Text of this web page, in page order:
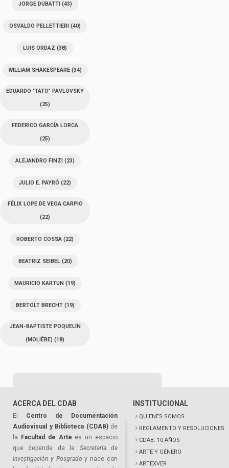
JORGE DUBATTI(43)
OSVALDO PELLETTIERI (40)
LUIS ORDAZ (38)
WILLIAM SHAKESPEARE(34)
EDUARDO "TATO" PAVLOVSKY
(25)
FEDERICO GARCÍA LORCA
(25)
ALEJANDRO FINZI (23)
JULIO E. PAYRÓ (22)
FÉLIX LOPE DE VEGA CARPIO
(22)
ROBERTO COSSA (22)
BEATRIZ SEIBEL(20)
MAURICIO KARTUN (19)
BERTOLT BRECHT(19)
JEAN-BAPTISTE POQUELÍN
(MOLIÈRE) (18)
ACERCA DEL CDAB
El Centro de Documentación
Audiovisual y Biblioteca (CDAB)de
la
Facultad de Arte es un espacio
que depende de la Secretaría de
Investigación y Posgrado y nace con
INSTITUCIONAL
QUIENES SOMOS
REGLAMENTO Y RESOLUCIONES
CDAB: 10 AÑOS
ARTE Y GÉNERO
ARTEXVER